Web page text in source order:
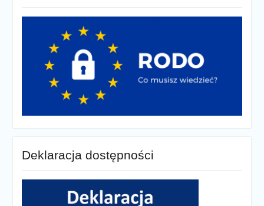
Deklaracja dostępności